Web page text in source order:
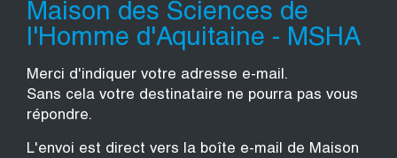
Maison des Sciences de
l'Homme d'Aquitaine - MSHA
Merci d'indiquer votre adresse e-mail.
Sans cela votre destinataire ne pourra pas vous
répondre.
L'envoi est direct vers la boîte e-mail de Maison